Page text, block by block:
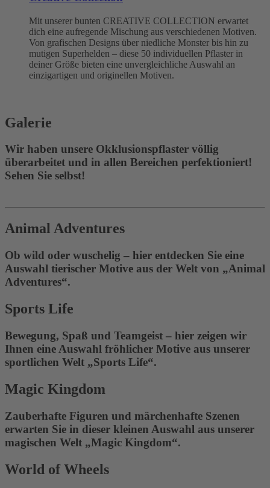
Mit unserer bunten CREATIVE COLLECTION erwartet
dich eine aufregende Mischung aus verschiedenen Motiven.
Von grafischen Designs über niedliche Monster bis hin zu
mutigen Superhelden – diese 50 individuellen Pflaster in
deiner Größe bieten eine unvergleichliche Auswahl an
einzigartigen und originellen Motiven.
Galerie
Wir haben unsere Okklusionspflaster völlig
überarbeitet und in allen Bereichen perfektioniert!
Sehen Sie selbst!
Animal Adventures
Ob wild oder wuschelig – hier entdecken Sie eine
Auswahl tierischer Motive aus der Welt von „Animal
Adventures“.
Sports Life
Bewegung, Spaß und Teamgeist – hier zeigen wir
Ihnen eine Auswahl fröhlicher Motive aus unserer
sportlichen Welt „Sports Life“.
Magic Kingdom
Zauberhafte Figuren und märchenhafte Szenen
erwarten Sie in dieser kleinen Auswahl aus unserer
magischen Welt „Magic Kingdom“.
World of Wheels